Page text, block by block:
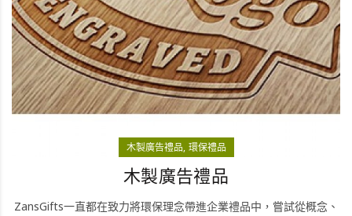
木製廣告禮品 環保禮品
木製廣告禮品
ZansGifts一直都在致力將環保理念帶進企業禮品中，嘗試從概念、